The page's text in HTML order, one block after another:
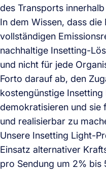
des Transports
In dem Wissen, dass die
vollständigen
nachhaltige Insetting-
und nicht für jede
Forto darauf ab, den
kostengünstige
demokratisieren und sie
und realisierbar zu
Unsere Insetting Light-
Einsatz alternativer
pro Sendung um 2% bis